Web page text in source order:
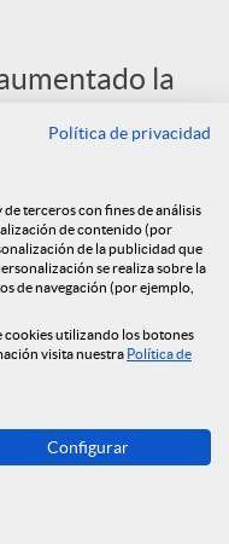
la
durante el
con una
millones de
en el mismo
Política de privacidad
terceros con fines de análisis
de contenido (por
de la publicidad que
se realiza sobre la
de navegación (por ejemplo,
cookies utilizando los botones
visita nuestra Política de
Configurar